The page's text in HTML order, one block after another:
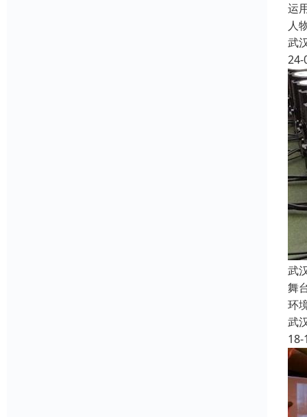
运
人
武
24-
武
舞
环
武
18-